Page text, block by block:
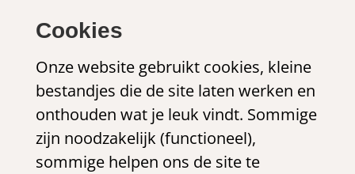
Cookies
Onze website gebruikt cookies, kleine
bestandjes die de site laten werken en
onthouden wat je leuk vindt. Sommige
zijn noodzakelijk (functioneel),
sommige helpen ons de site te